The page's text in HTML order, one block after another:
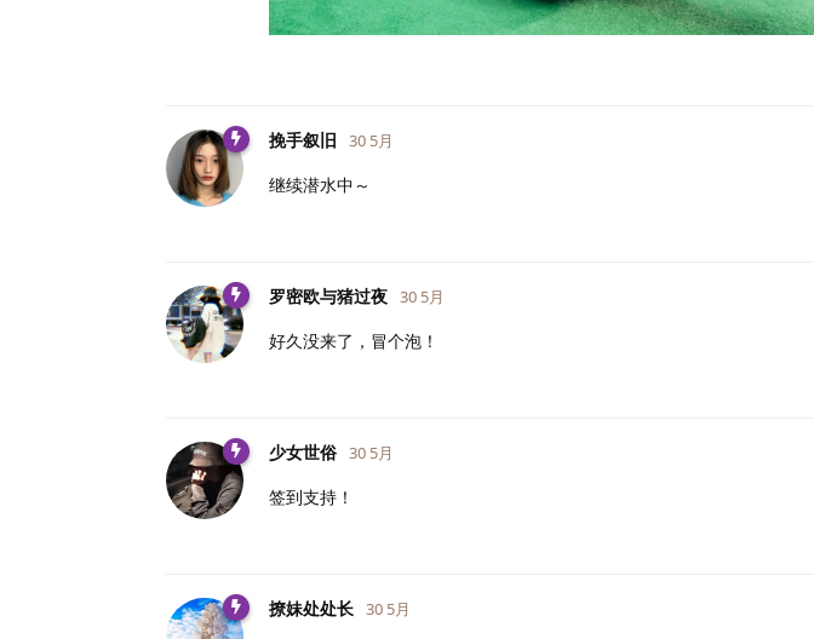
挽手叙旧 30 5月
继续潜水中～
罗密欧与猪过夜 30 5月
好久没来了，冒个泡！
少女世俗 30 5月
签到支持！
撩妹处处长 30 5月